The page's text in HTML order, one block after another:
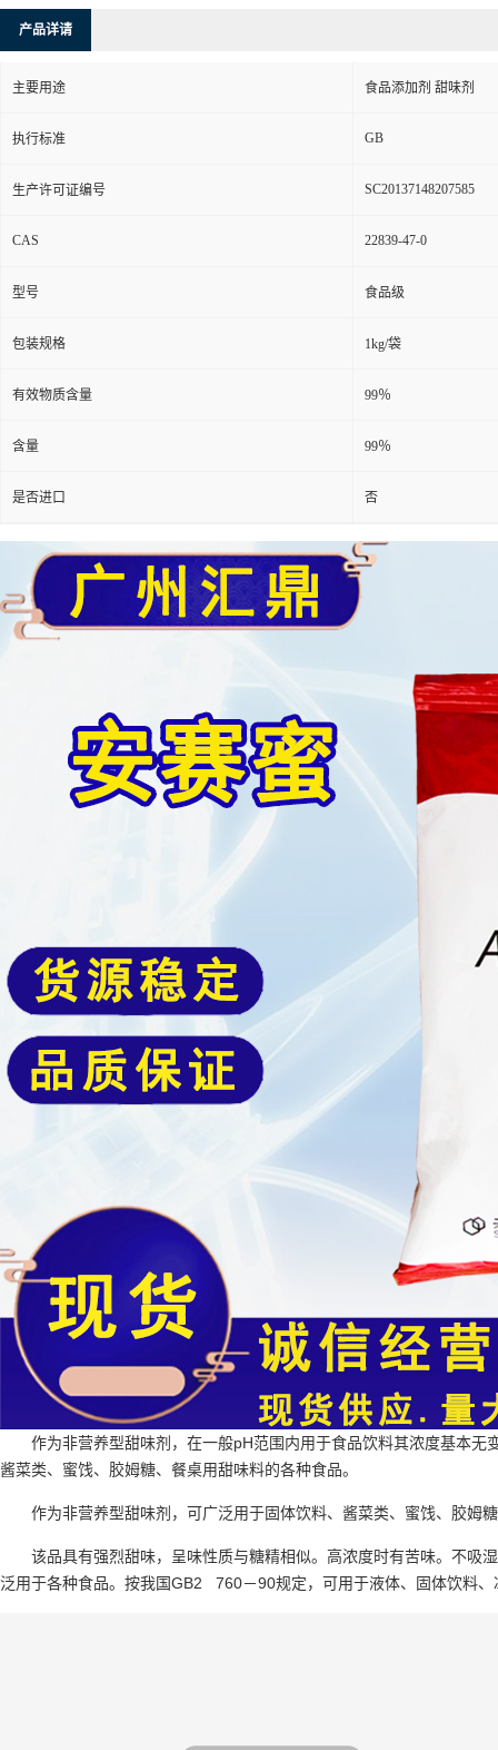
产品详请
主要用途 食品添加剂 甜味剂
执行标准 GB
生产许可证编号 SC20137148207585
CAS 22839-47-0
型号 食品级
包装规格 1kg/袋
有效物质含量 99％
含量 99％
是否进口 否
作为非营养型甜味剂，在一般pH范围内用于食品饮料其浓度基本
酱菜类、蜜饯、胶姆糖、餐桌用甜味料的各种食品。
作为非营养型甜味剂，可广泛用于固体饮料、酱菜类、蜜饯、胶姆
该品具有强烈甜味，呈味性质与糖精相似。高浓度时有苦味。不吸
泛用于各种食品。按我国GB2 760－90规定，可用于液体、固体饮料